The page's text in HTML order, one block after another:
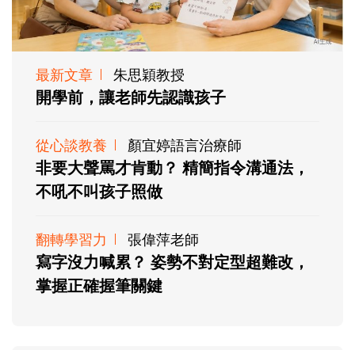
最新文章 朱思穎教授
開學前，讓老師先認識孩子
從心談教養 顏宜婷語言治療師
非要大聲罵才肯動？ 精簡指令溝通法，
不吼不叫孩子照做
翻轉學習力 張偉萍老師
寫字沒力喊累？ 姿勢不對定型超難改，
掌握正確握筆關鍵